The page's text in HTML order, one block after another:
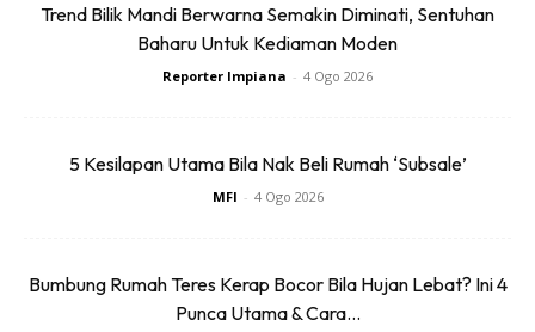
(bil elektrik naik),” kata wanita yang bekerja sendiri itu.
Trend Bilik Mandi Berwarna Semakin Diminati, Sentuhan
Baharu Untuk Kediaman Moden
Reporter Impiana - 4 Ogo 2026
5 Kesilapan Utama Bila Nak Beli Rumah ‘Subsale’
MFI - 4 Ogo 2026
Bumbung Rumah Teres Kerap Bocor Bila Hujan Lebat? Ini 4
Punca Utama & Cara...